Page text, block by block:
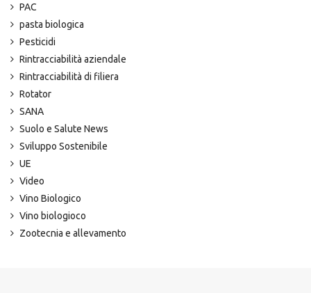
PAC
pasta biologica
Pesticidi
Rintracciabilità aziendale
Rintracciabilità di filiera
Rotator
SANA
Suolo e Salute News
Sviluppo Sostenibile
UE
Video
Vino Biologico
Vino biologioco
Zootecnia e allevamento